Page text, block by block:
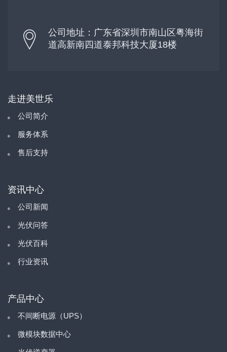
公司地址：广东省深圳市南山区粤海街
道高新南四道泰邦科技大厦18楼
走进美世乐
公司简介
服务体系
售后支持
资讯中心
公司新闻
光伏问答
光伏百科
行业资讯
产品中心
不间断电源（UPS）
微模块数据中心